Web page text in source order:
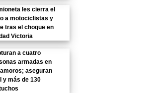
les cierra el
a motociclistas y
tras el choque en
Victoria
a cuatro
armadas en
aseguran
y más de 130